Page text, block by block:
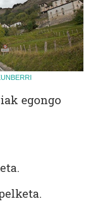
egongo